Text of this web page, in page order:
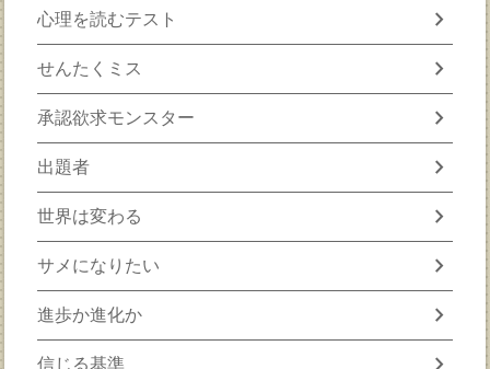
心理を読むテスト chevron_right
せんたくミス chevron_right
承認欲求モンスター chevron_right
出題者 chevron_right
世界は変わる chevron_right
サメになりたい chevron_right
進歩か進化か chevron_right
信じる基準